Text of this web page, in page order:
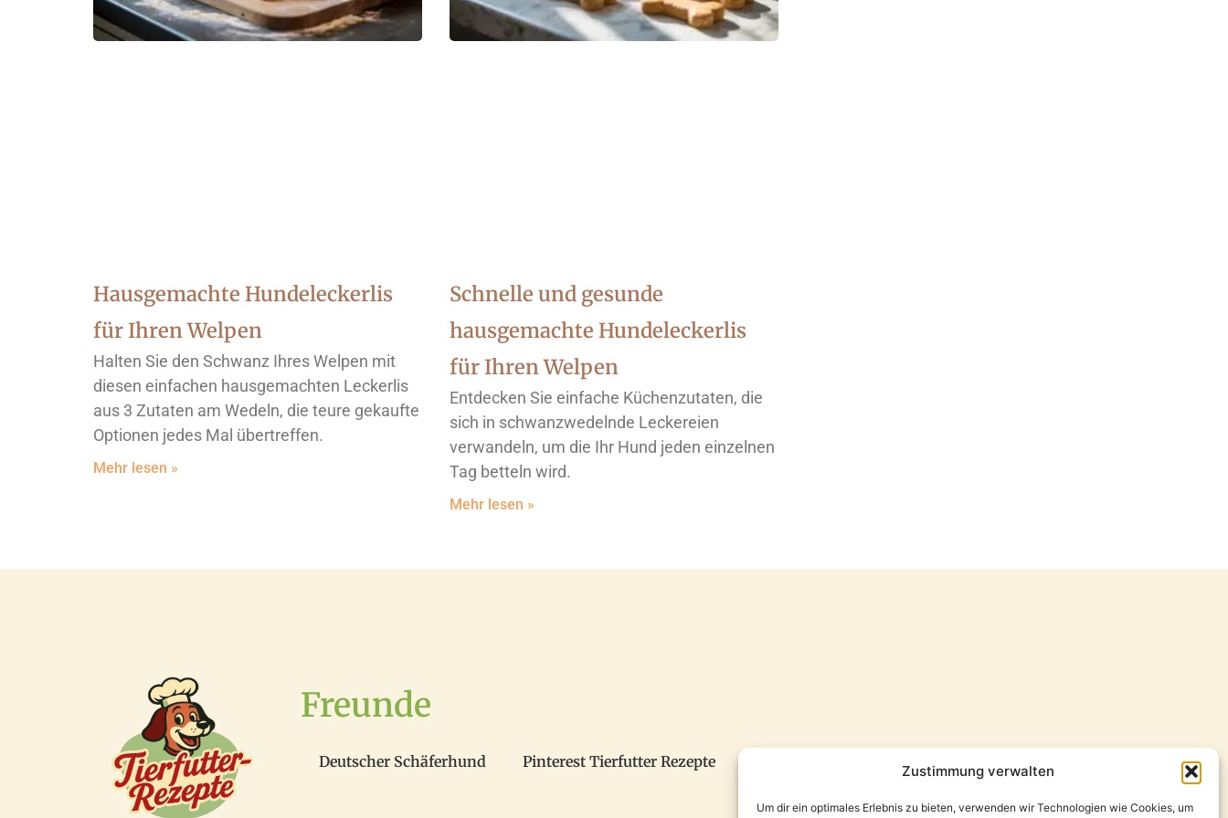
Zustimmung verwalten
Um dir ein optimales Erlebnis zu bieten, verwenden wir Technologien wie Cookies, um
Hausgemachte Hundeleckerlis
für Ihren Welpen
Halten Sie den Schwanz Ihres Welpen mit
diesen einfachen hausgemachten Leckerlis
aus 3 Zutaten am Wedeln, die teure gekaufte
Optionen jedes Mal übertreffen.
Mehr lesen »
Schnelle und gesunde
hausgemachte Hundeleckerlis
für Ihren Welpen
Entdecken Sie einfache Küchenzutaten, die
sich in schwanzwedelnde Leckereien
verwandeln, um die Ihr Hund jeden einzelnen
Tag betteln wird.
Mehr lesen »
Freunde
Deutscher Schäferhund Pinterest Tierfutter Rezepte